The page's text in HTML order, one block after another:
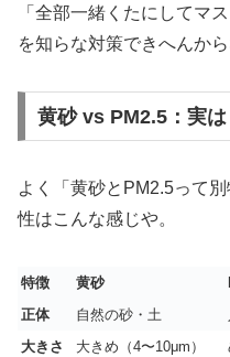
「全部一緒くたにしてマ
を知らな対策できへんから
黄砂 vs PM2.5：実は
よく「黄砂とPM2.5って
性はこんな感じや。
特徴 黄砂
正体
自然の砂・土
大きさ
大きめ（4〜10μm）